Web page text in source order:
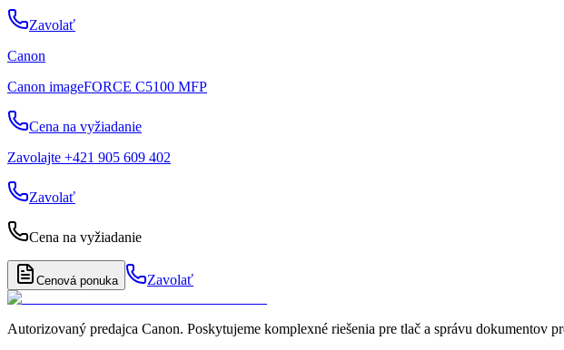
Zavolať
Canon
Canon imageFORCE C5100 MFP
Cena na vyžiadanie
Zavolajte +421 905 609 402
Zavolať
Cena na vyžiadanie
Cenová ponuka Zavolať
Autorizovaný predajca Canon. Poskytujeme komplexné riešenia pre tlač a správu dokumentov